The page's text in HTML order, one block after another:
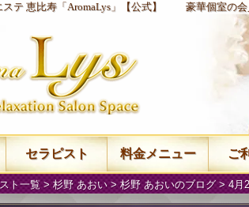
ステ 恵比寿「AromaLys」【公式】 豪華個室の
ト一覧>杉野 あおい >杉野 あおいのブログ> 4月
セラピスト 料金メニュー ご